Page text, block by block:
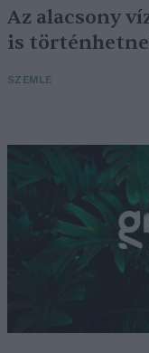
Az alacsony
is
SZEMLE